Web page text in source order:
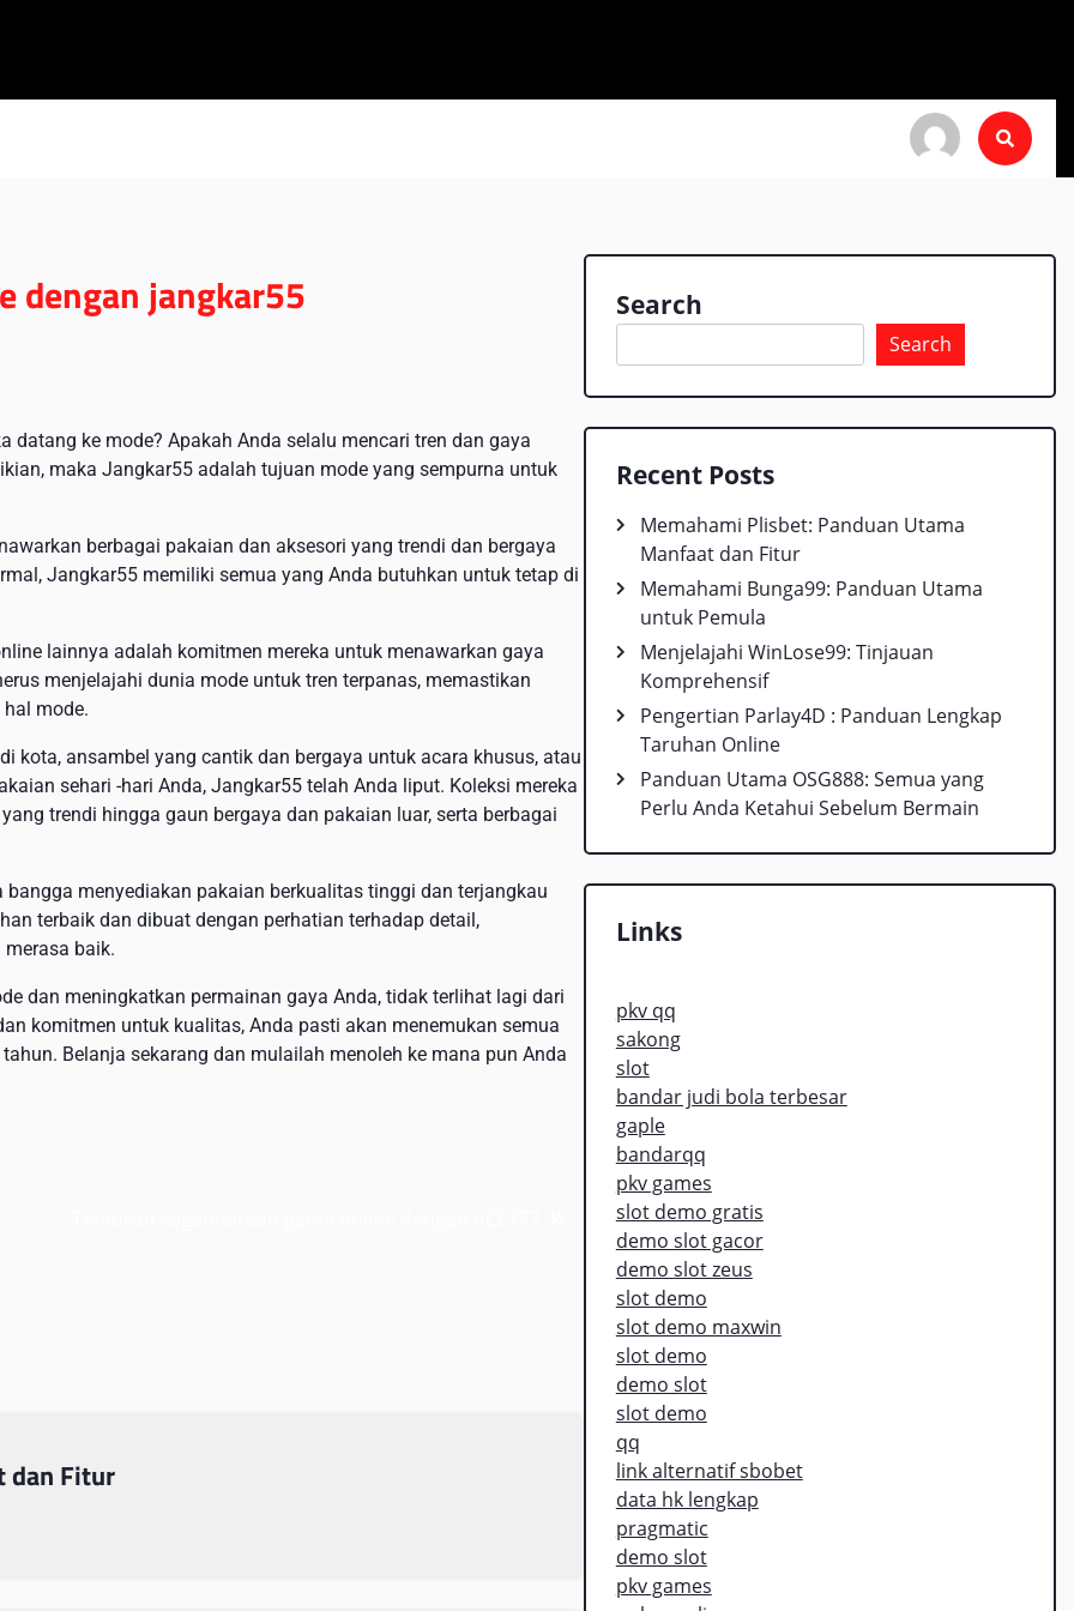
dengan jangkar55
datang ke mode? Apakah Anda selalu mencari tren dan gaya
maka Jangkar55 adalah tujuan mode yang sempurna untuk
berbagai pakaian dan aksesori yang trendi dan bergaya
Jangkar55 memiliki semua yang Anda butuhkan untuk tetap di
lainnya adalah komitmen mereka untuk menawarkan gaya
menjelajahi dunia mode untuk tren terpanas, memastikan
mode.
kota, ansambel yang cantik dan bergaya untuk acara khusus, atau
sehari -hari Anda, Jangkar55 telah Anda liput. Koleksi mereka
trendi hingga gaun bergaya dan pakaian luar, serta berbagai
menyediakan pakaian berkualitas tinggi dan terjangkau
terbaik dan dibuat dengan perhatian terhadap detail,
baik.
dan meningkatkan permainan gaya Anda, tidak terlihat lagi dari
komitmen untuk kualitas, Anda pasti akan menemukan semua
Belanja sekarang dan mulailah menoleh ke mana pun Anda
dan Fitur
Search
Search
Recent Posts
Memahami Plisbet: Panduan Utama
Manfaat dan Fitur
Memahami Bunga99: Panduan Utama
untuk Pemula
Menjelajahi WinLose99: Tinjauan
Komprehensif
Pengertian Parlay4D : Panduan Lengkap
Taruhan Online
Panduan Utama OSG888: Semua yang
Perlu Anda Ketahui Sebelum Bermain
Links
pkv qq
sakong
slot
bandar judi bola terbesar
gaple
bandarqq
pkv games
slot demo gratis
demo slot gacor
demo slot zeus
slot demo
slot demo maxwin
slot demo
demo slot
slot demo
qq
link alternatif sbobet
data hk lengkap
pragmatic
demo slot
pkv games